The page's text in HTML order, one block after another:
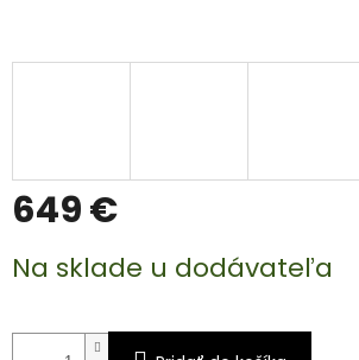
649 €
cena:
Na sklade u dodávateľa